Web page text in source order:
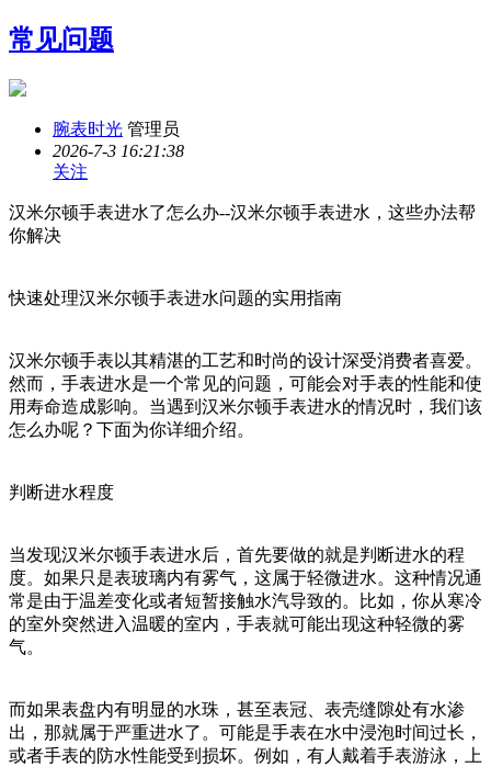
常见问题
腕表时光 管理员
2026-7-3 16:21:38
关注
汉米尔顿手表进水了怎么办--汉米尔顿手表进水，这些办法帮
你解决
快速处理汉米尔顿手表进水问题的实用指南
汉米尔顿手表以其精湛的工艺和时尚的设计深受消费者喜爱。
然而，手表进水是一个常见的问题，可能会对手表的性能和使
用寿命造成影响。当遇到汉米尔顿手表进水的情况时，我们该
怎么办呢？下面为你详细介绍。
判断进水程度
当发现汉米尔顿手表进水后，首先要做的就是判断进水的程
度。如果只是表玻璃内有雾气，这属于轻微进水。这种情况通
常是由于温差变化或者短暂接触水汽导致的。比如，你从寒冷
的室外突然进入温暖的室内，手表就可能出现这种轻微的雾
气。
而如果表盘内有明显的水珠，甚至表冠、表壳缝隙处有水渗
出，那就属于严重进水了。可能是手表在水中浸泡时间过长，
或者手表的防水性能受到损坏。例如，有人戴着手表游泳，上